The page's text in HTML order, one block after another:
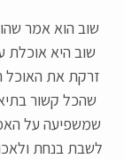
שוב הוא אמר
שוב היא אוכלת
זרקת את האוכל
שהכל קשור
שמשפיעה על
לשבת בנחת